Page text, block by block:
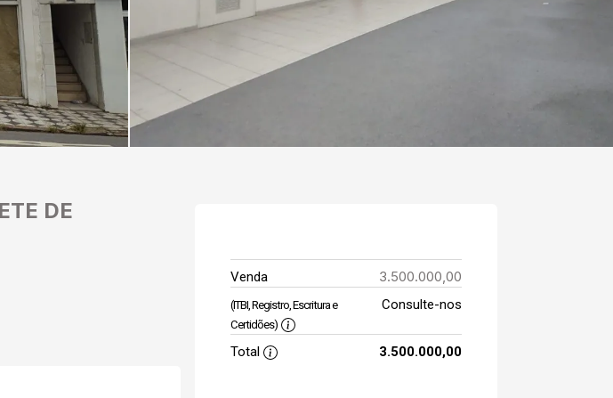
DE
Venda 3.500.000,00
(ITBI, Registro, Escritura e
Certidões)
Consulte-nos
Total 3.500.000,00